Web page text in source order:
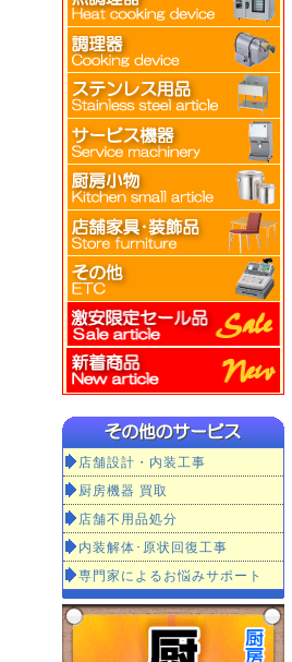
店舗設計・内装工事
厨房機器 買取
店舗不用品処分
内装解体･原状回復工事
専門家によるお悩みサポート